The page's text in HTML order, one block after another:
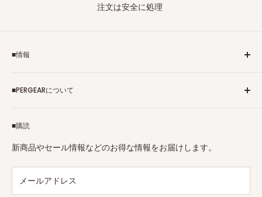
注文は安全に処理
■購読
新商品やセール情報などのお得な情報をお届けします。
メールアドレス
■情報
個人情報保護方針
Tax-free
特定商取引法に基づく表示
■PERGEARについて
7Artisans、FIMIなど各撮影機材ブランドの正規代理店です。
プロ、アマチュアを問わず、さまざまな撮影製品を取り揃え
連絡先： support@pergear.co.jp